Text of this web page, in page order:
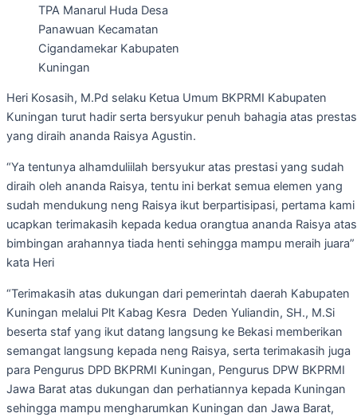
TPA Manarul Huda Desa
Panawuan Kecamatan
Cigandamekar Kabupaten
Kuningan
Heri Kosasih, M.Pd selaku Ketua Umum BKPRMI Kabupaten
Kuningan turut hadir serta bersyukur penuh bahagia atas
yang diraih ananda Raisya Agustin.
“Ya tentunya alhamduliilah bersyukur atas prestasi yang sudah
diraih oleh ananda Raisya, tentu ini berkat semua elemen yang
sudah mendukung neng Raisya ikut berpartisipasi, pertama kami
ucapkan terimakasih kepada kedua orangtua ananda Raisya atas
bimbingan arahannya tiada henti sehingga mampu meraih juara”
kata Heri
“Terimakasih atas dukungan dari pemerintah daerah Kabupaten
Kuningan melalui Plt Kabag Kesra Deden Yuliandin, SH., M.Si
beserta staf yang ikut datang langsung ke Bekasi memberikan
semangat langsung kepada neng Raisya, serta terimakasih juga
para Pengurus DPD BKPRMI Kuningan, Pengurus DPW BKPRMI
Jawa Barat atas dukungan dan perhatiannya kepada Kuningan
sehingga mampu mengharumkan Kuningan dan Jawa Barat,